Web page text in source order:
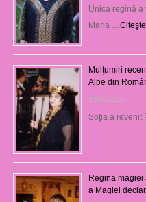
Unica regină a
Maria …
Mulţumiri
Albe din
23/08/2025
Soţia a revenit
Regina magiei
a Magiei